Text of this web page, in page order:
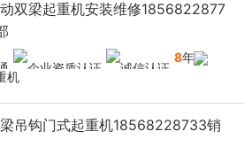
双梁起重机安装维修1856822877
8年
机
吊钩门式起重机18568228733销